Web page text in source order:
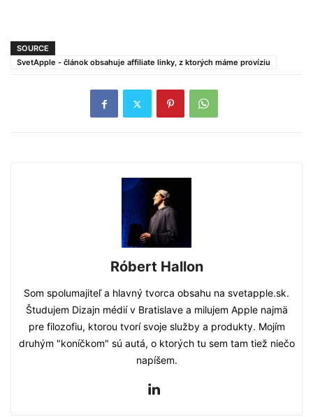
SOURCE
SvetApple - článok obsahuje affiliate linky, z ktorých máme províziu
Róbert Hallon
Som spolumajiteľ a hlavný tvorca obsahu na svetapple.sk.
Študujem Dizajn médií v Bratislave a milujem Apple najmä
pre filozofiu, ktorou tvorí svoje služby a produkty. Mojím
druhým "koníčkom" sú autá, o ktorých tu sem tam tiež niečo
napíšem.